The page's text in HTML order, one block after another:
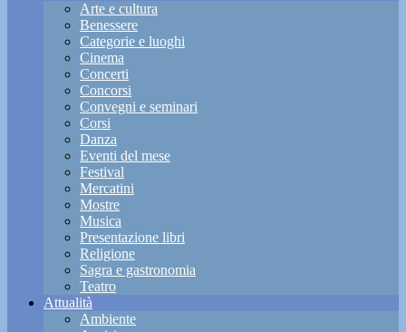
Arte e cultura
Benessere
Categorie e luoghi
Cinema
Concerti
Concorsi
Convegni e seminari
Corsi
Danza
Eventi del mese
Festival
Mercatini
Mostre
Musica
Presentazione libri
Religione
Sagra e gastronomia
Teatro
Attualità
Ambiente